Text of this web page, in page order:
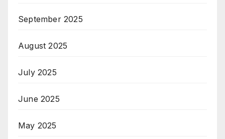
September 2025
August 2025
July 2025
June 2025
May 2025